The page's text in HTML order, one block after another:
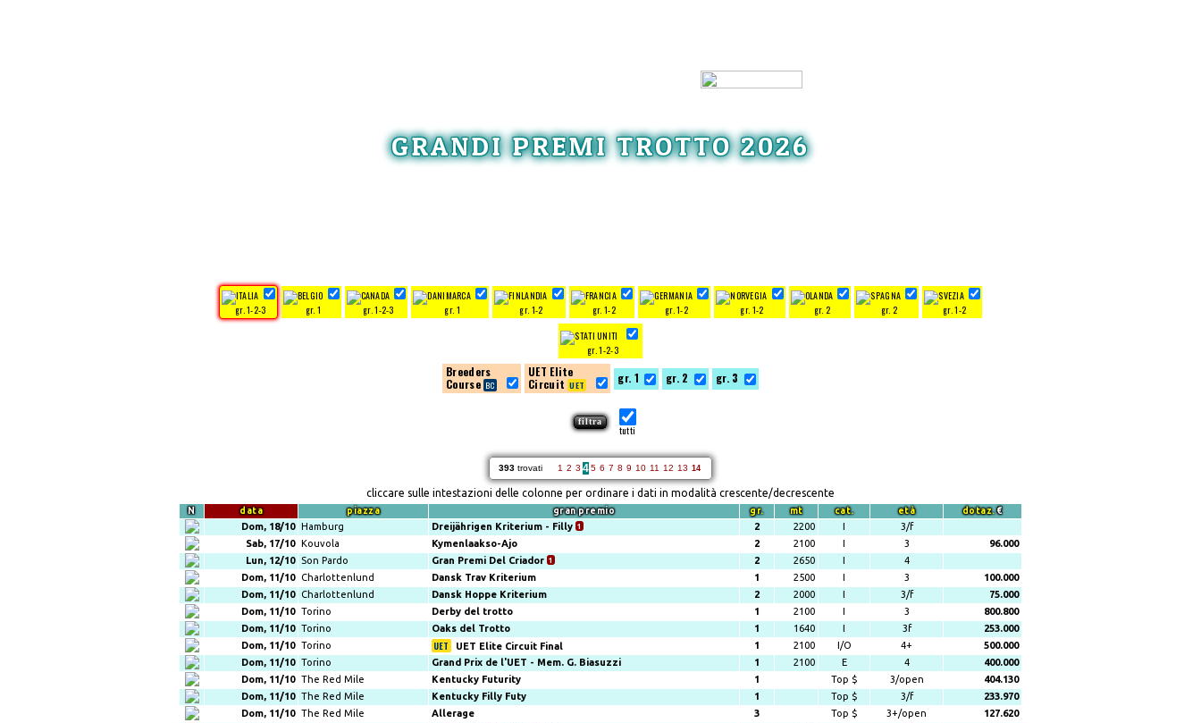
GRANDI PREMI TROTTO 2026
gr. 1-2-3 gr. 1 gr. 1-2-3 gr. 1 gr. 1-2 gr. 1-2 gr. 1-2 gr. 1-2 gr. 2 gr. 2 gr. 1-2
gr. 1-2-3
Breeders
Course
UET Elite
Circuit
gr. 1 gr. 2 gr. 3
tutti
393 trovati 1 2 3 45 6 7 8 9 10 11 12 13 14
cliccare sulle intestazioni delle colonne per ordinare i dati in modalità crescente/decrescente
N data piazza gran premio gr. mt cat. età dotaz.€
Dom, 18/10 Hamburg Dreijährigen Kriterium - Filly 1 2 2200 I
3/f
Sab, 17/10 Kouvola Kymenlaakso-Ajo 2 2100 I 3
96.000
Lun, 12/10
Son Pardo Gran Premi Del Criador 1 2 2650 I
4
Dom, 11/10
Charlottenlund Dansk Trav Kriterium 1 2500 I 3
100.000
Dom, 11/10
Charlottenlund Dansk Hoppe Kriterium 2 2000 I 3/f
75.000
Dom, 11/10 Torino Derby del trotto 1 2100 I 3
800.800
Dom, 11/10 Torino Oaks del Trotto 1 1640 I 3f
253.000
Dom, 11/10 Torino UET Elite Circuit Final 1 2100 I/O 4+
500.000
Dom, 11/10 Torino Grand Prix de l'UET - Mem. G. Biasuzzi 1 2100 E 4
400.000
Dom, 11/10 The Red Mile Kentucky Futurity 1 Top $ 3/open
404.130
Dom, 11/10 The Red Mile Kentucky Filly Futy 1 Top $ 3/f
233.970
Dom, 11/10 The Red Mile Allerage 3 Top $ 3+/open
127.620